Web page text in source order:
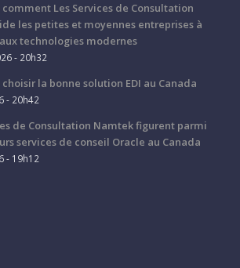
comment Les Services de Consultation
les petites et moyennes entreprises à
technologies modernes
- 20h32
la bonne solution EDI au Canada
- 20h42
de Consultation Namtek figurent parmi
services de conseil Oracle au Canada
- 19h12